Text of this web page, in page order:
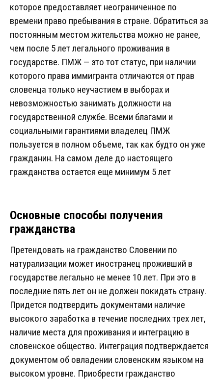
которое предоставляет неограниченное по
времени право пребывания в стране. Обратиться за
постоянным местом жительства можно не ранее,
чем после 5 лет легального проживания в
государстве. ПМЖ — это тот статус, при наличии
которого права иммигранта отличаются от прав
словенца только неучастием в выборах и
невозможностью занимать должности на
государственной службе. Всеми благами и
социальными гарантиями владелец ПМЖ
пользуется в полном объеме, так как будто он уже
гражданин. На самом деле до настоящего
гражданства остается еще минимум 5 лет
Основные способы получения
гражданства
Претендовать на гражданство Словении по
натурализации может иностранец проживший в
государстве легально не менее 10 лет. При это в
последние пять лет он не должен покидать страну.
Придется подтвердить документами наличие
высокого заработка в течение последних трех лет,
наличие места для проживания и интеграцию в
словенское общество. Интеграция подтверждается
документом об овладении словенским языком на
высоком уровне. Приобрести гражданство